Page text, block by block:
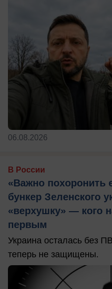
06.08.2026
В России
«Важно похоронить
бункер Зеленского
«верхушку» — кого
первым
Украина осталась без
теперь не защищены.